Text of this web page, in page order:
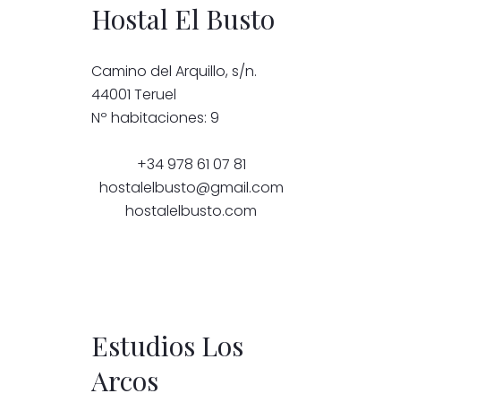
Hostal El Busto
Camino del Arquillo, s/n.
44001 Teruel
Nº habitaciones: 9
+34 978 61 07 81
hostalelbusto@gmail.com
hostalelbusto.com
Estudios Los
Arcos